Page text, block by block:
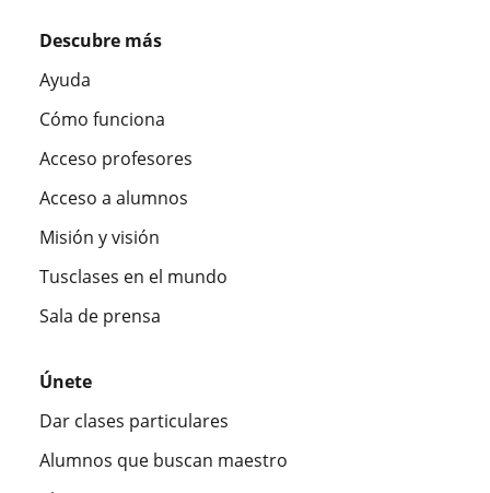
Descubre más
Ayuda
Cómo funciona
Acceso profesores
Acceso a alumnos
Misión y visión
Tusclases en el mundo
Sala de prensa
Únete
Dar clases particulares
Alumnos que buscan maestro